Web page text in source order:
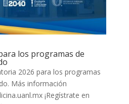
los programas de
2026 para los programas
Más información
¡Regístrate en